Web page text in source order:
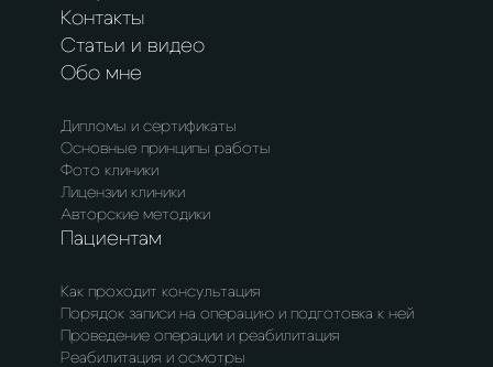
Обо мне
Дипломы и сертификаты
Основные принципы работы
Фото клиники
Лицензии клиники
Авторские методики
Пациентам
Как проходит консультация
Порядок записи на операцию и подготовка к ней
Проведение операции и реабилитация
Реабилитация и осмотры
Контакты
Статьи и видео